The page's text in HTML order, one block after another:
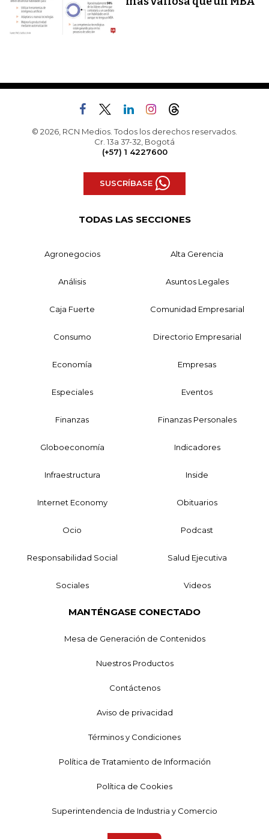
© 2026, RCN Medios. Todos los derechos reservados.
Cr. 13a 37-32, Bogotá
(+57) 1 4227600
SUSCRÍBASE
TODAS LAS SECCIONES
Agronegocios Alta Gerencia
Análisis Asuntos Legales
Caja Fuerte Comunidad Empresarial
Consumo Directorio Empresarial
Economía Empresas
Especiales Eventos
Finanzas Finanzas Personales
Globoeconomía Indicadores
Infraestructura Inside
Internet Economy Obituarios
Ocio Podcast
Responsabilidad Social Salud Ejecutiva
Sociales Videos
MANTÉNGASE CONECTADO
Mesa de Generación de Contenidos
Nuestros Productos
Contáctenos
Aviso de privacidad
Términos y Condiciones
Política de Tratamiento de Información
Política de Cookies
Superintendencia de Industria y Comercio